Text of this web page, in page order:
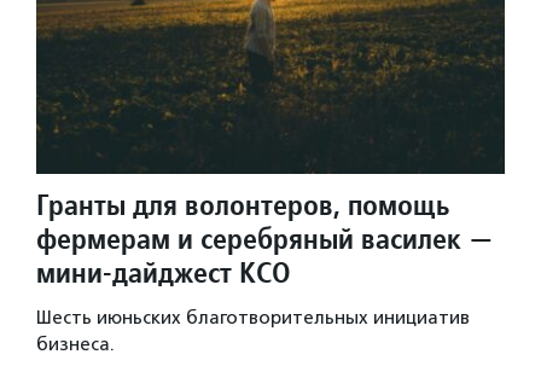
Гранты для волонтеров, помощь
фермерам и серебряный василек —
мини-дайджест КСО
Шесть июньских благотворительных инициатив
бизнеса.